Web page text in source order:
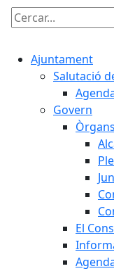
Cercar:
Ajuntament
Salutació
Govern
Ple
El